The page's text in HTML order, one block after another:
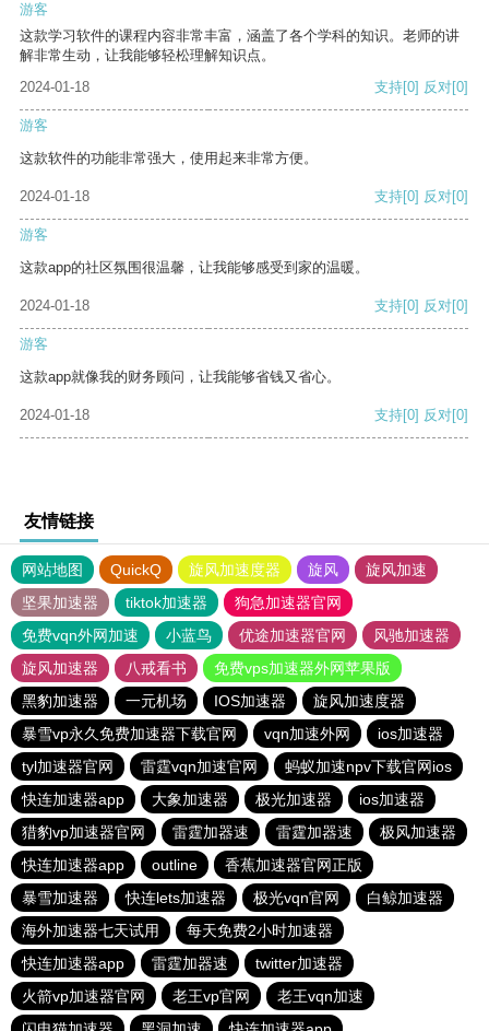
游客
这款学习软件的课程内容非常丰富，涵盖了各个学科的知识。老师的讲
解非常生动，让我能够轻松理解知识点。
2024-01-18
支持[0] 反对[0]
游客
这款软件的功能非常强大，使用起来非常方便。
2024-01-18 支持[0] 反对[0]
游客
这款app的社区氛围很温馨，让我能够感受到家的温暖。
2024-01-18 支持[0] 反对[0]
游客
这款app就像我的财务顾问，让我能够省钱又省心。
2024-01-18 支持[0] 反对[0]
友情链接
网站地图 QuickQ 旋风加速度器 旋风
旋风加速
坚果加速器
tiktok加速器
狗急加速器官网
免费vqn外网加速
小蓝鸟 优途加速器官网
风驰加速器
旋风加速器
八戒看书
免费vps加速器外网苹果版
黑豹加速器
一元机场 IOS加速器
旋风加速度器
暴雪vp永久免费加速器下载官网
vqn加速外网
ios加速器
tyl加速器官网
雷霆vqn加速官网
蚂蚁加速npv下载官网ios
快连加速器app
大象加速器 极光加速器
ios加速器
猎豹vp加速器官网
雷霆加器速 雷霆加器速
极风加速器
快连加速器app
outline
香蕉加速器官网正版
暴雪加速器
快连lets加速器 极光vqn官网
白鲸加速器
海外加速器七天试用
每天免费2小时加速器
快连加速器app
雷霆加器速
twitter加速器
火箭vp加速器官网
老王vp官网
老王vqn加速